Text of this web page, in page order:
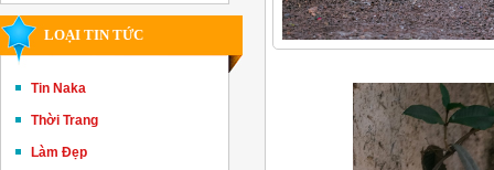
LOẠI TIN TỨC
Tin Naka
Thời Trang
Làm Đẹp